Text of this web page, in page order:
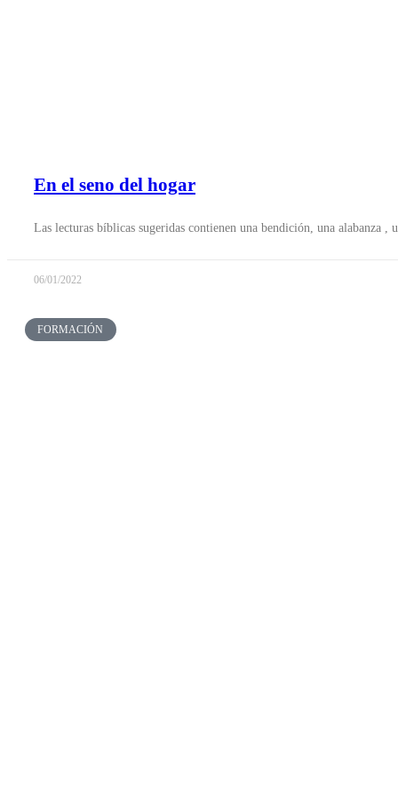
En el seno del hogar
Las lecturas bíblicas sugeridas contienen una bendición, una alabanza ,
06/01/2022
FORMACIÓN